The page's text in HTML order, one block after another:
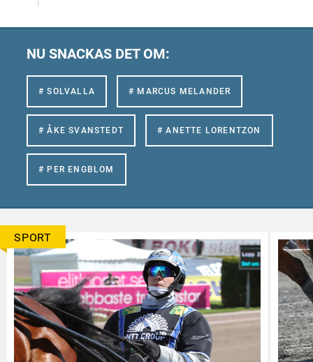
NU SNACKAS DET OM:
# SOLVALLA # MARCUS MELANDER
# ÅKE SVANSTEDT # ANETTE LORENTZON
# PER ENGBLOM
SPORT